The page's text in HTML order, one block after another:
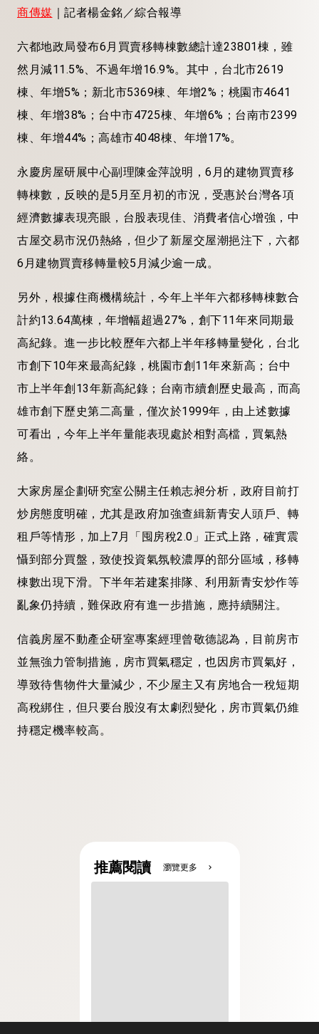
商傳媒 ｜記者楊金銘／綜合報導
六都地政局發布6月買賣移轉棟數總計達23801棟，雖
然月減11.5%、不過年增16.9%。其中，台北市2619
棟、年增5%；新北市5369棟、年增2%；桃園市4641
棟、年增38%；台中市4725棟、年增6%；台南市2399
棟、年增44%；高雄市4048棟、年增17%。
永慶房屋研展中心副理陳金萍說明，6月的建物買賣移
轉棟數，反映的是5月至月初的市況，受惠於台灣各項
經濟數據表現亮眼，台股表現佳、消費者信心增強，中
古屋交易市況仍熱絡，但少了新屋交屋潮挹注下，六都
6月建物買賣移轉量較5月減少逾一成。
另外，根據住商機構統計，今年上半年六都移轉棟數合
計約13.64萬棟，年增幅超過27%，創下11年來同期最
高紀錄。進一步比較歷年六都上半年移轉量變化，台北
市創下10年來最高紀錄，桃園市創11年來新高；台中
市上半年創13年新高紀錄；台南市續創歷史最高，而高
雄市創下歷史第二高量，僅次於1999年，由上述數據
可看出，今年上半年量能表現處於相對高檔，買氣熱
絡。
大家房屋企劃研究室公關主任賴志昶分析，政府目前打
炒房態度明確，尤其是政府加強查緝新青安人頭戶、轉
租戶等情形，加上7月「囤房稅2.0」正式上路，確實震
懾到部分買盤，致使投資氣氛較濃厚的部分區域，移轉
棟數出現下滑。下半年若建案排隊、利用新青安炒作等
亂象仍持續，難保政府有進一步措施，應持續關注。
信義房屋不動產企研室專案經理曾敬德認為，目前房市
並無強力管制措施，房市買氣穩定，也因房市買氣好，
導致待售物件大量減少，不少屋主又有房地合一稅短期
高稅綁住，但只要台股沒有太劇烈變化，房市買氣仍維
持穩定機率較高。
推薦閱讀 瀏覽更多 chevron_right